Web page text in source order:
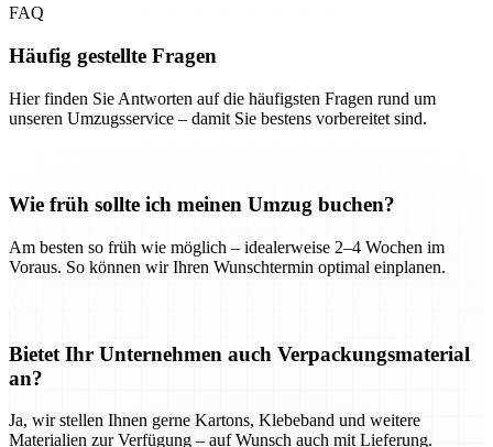
FAQ
Häufig gestellte Fragen
Hier finden Sie Antworten auf die häufigsten Fragen rund um
unseren Umzugsservice – damit Sie bestens vorbereitet sind.
Wie früh sollte ich meinen Umzug buchen?
Am besten so früh wie möglich – idealerweise 2–4 Wochen im
Voraus. So können wir Ihren Wunschtermin optimal einplanen.
Bietet Ihr Unternehmen auch Verpackungsmaterial
an?
Ja, wir stellen Ihnen gerne Kartons, Klebeband und weitere
Materialien zur Verfügung – auf Wunsch auch mit Lieferung.